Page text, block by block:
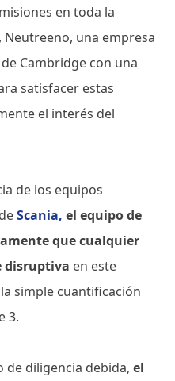
en toda la
Neutreeno, una empresa
Cambridge con una
satisfacer estas
el interés del
de los equipos
Scania, el equipo de
que cualquier
disruptiva en este
simple cuantificación
3.
de diligencia debida, el